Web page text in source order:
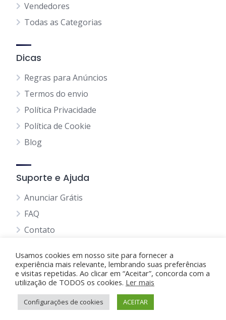
Vendedores
Todas as Categorias
Dicas
Regras para Anúncios
Termos do envio
Política Privacidade
Política de Cookie
Blog
Suporte e Ajuda
Anunciar Grátis
FAQ
Contato
Anunciando Agora
Página Inicial
Minha Conta
Usamos cookies em nosso site para fornecer a
experiência mais relevante, lembrando suas preferências
e visitas repetidas. Ao clicar em “Aceitar”, concorda com a
utilização de TODOS os cookies. Ler mais
Configurações de cookies ACEITAR